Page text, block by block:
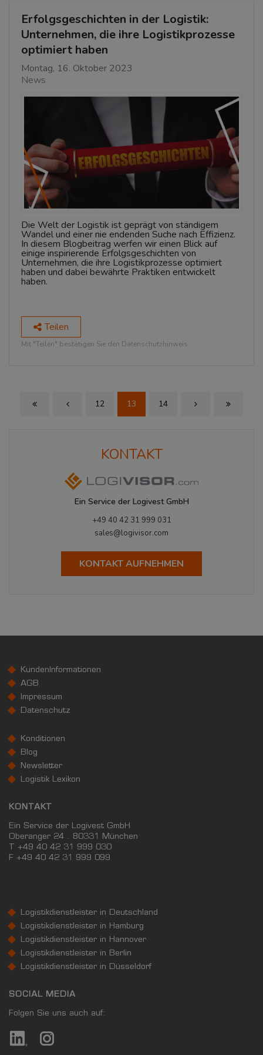
Erfolgsgeschichten in der Logistik:
Unternehmen, die ihre Logistikprozesse
optimiert haben
Montag, 16. Oktober 2023
News
Die Welt der Logistik ist geprägt von ständigem
Wandel und einer nie endenden Suche nach Effizienz.
In diesem Blogbeitrag werfen wir einen Blick auf
einige inspirierende Erfolgsgeschichten von
Unternehmen, die ihre Logistikprozesse optimiert
haben und dabei bewährte Praktiken entwickelt
haben.
Teilen
Mit "Teilen" bestätigen Sie den Datenschutzhinweis.
First Page Previous Page
12 13 14 Next PageLast Page
KONTAKT
Ein Service der Logivest GmbH
+49 40 42 31 999 031
sales@logivisor.com
KONTAKT AUFNEHMEN
KundenInformationen
AGB
Impressum
Datenschutz
Konditionen
Blog
Newsletter
Logistik Lexikon
KONTAKT
Ein Service der Logivest GmbH
Oberanger 24 . 80331 München
T +49 40 42 31 999 030
F +49 40 42 31 999 099
Logistikdienstleister in Deutschland
Logistikdienstleister in Hamburg
Logistikdienstleister in Hannover
Logistikdienstleister in Berlin
Logistikdienstleister in Düsseldorf
SOCIAL MEDIA
Folgen Sie uns auch auf: